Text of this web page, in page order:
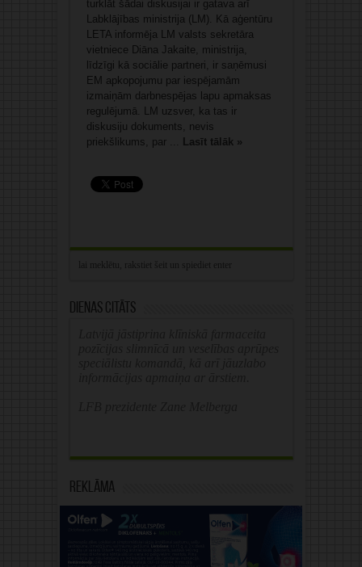
turklāt šādai diskusijai ir gatava arī
Labklājības ministrija (LM). Kā aģentūru
LETA informēja LM valsts sekretāra
vietniece Diāna Jakaite, ministrija,
līdzīgi kā sociālie partneri, ir saņēmusi
EM apkopojumu par iespējamām
izmaiņām darbnespējas lapu apmaksas
regulējumā. LM uzsver, ka tas ir
diskusiju dokuments, nevis
priekšlikums, par ... Lasīt tālāk »
Dienas citāts
Reklāma